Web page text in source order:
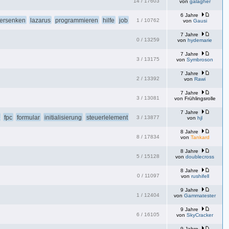
von galagher
1 / 10762
lazarus programmieren hilfe job
6 Jahre
von Gausi
0 / 13259
7 Jahre
von hydemarie
3 / 13175
7 Jahre
von Symbroson
2 / 13392
7 Jahre
von Rawi
3 / 13081
7 Jahre
von Frühlingsrolle
3 / 13877
fpc formular initialisierung steuerlelement
7 Jahre
von hjl
8 / 17834
8 Jahre
von Tankard
5 / 15128
8 Jahre
von doublecross
0 / 11097
8 Jahre
von rushifell
1 / 12404
9 Jahre
von Gammatester
6 / 16105
9 Jahre
von SkyCracker